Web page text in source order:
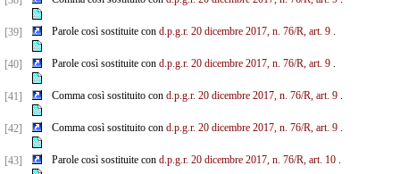
[39] Parole così sostituite con d.p.g.r. 20 dicembre 2017, n. 76/R, art. 9.
[40] Parole così sostituite con d.p.g.r. 20 dicembre 2017, n. 76/R, art. 9.
[41] Comma così sostituito con d.p.g.r. 20 dicembre 2017, n. 76/R, art. 9.
[42] Comma così sostituito con d.p.g.r. 20 dicembre 2017, n. 76/R, art. 9.
[43] Parole così sostituite con d.p.g.r. 20 dicembre 2017, n. 76/R, art. 10.